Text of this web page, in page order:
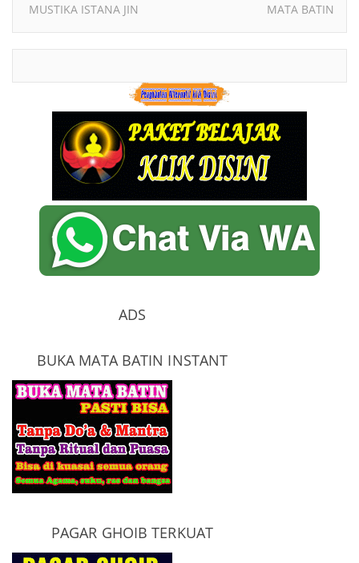
MUSTIKA ISTANA JIN MATA BATIN
ADS
BUKA MATA BATIN INSTANT
PAGAR GHOIB TERKUAT